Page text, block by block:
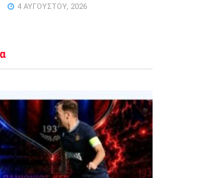
4 ΑΥΓΟΎΣΤΟΥ, 2026